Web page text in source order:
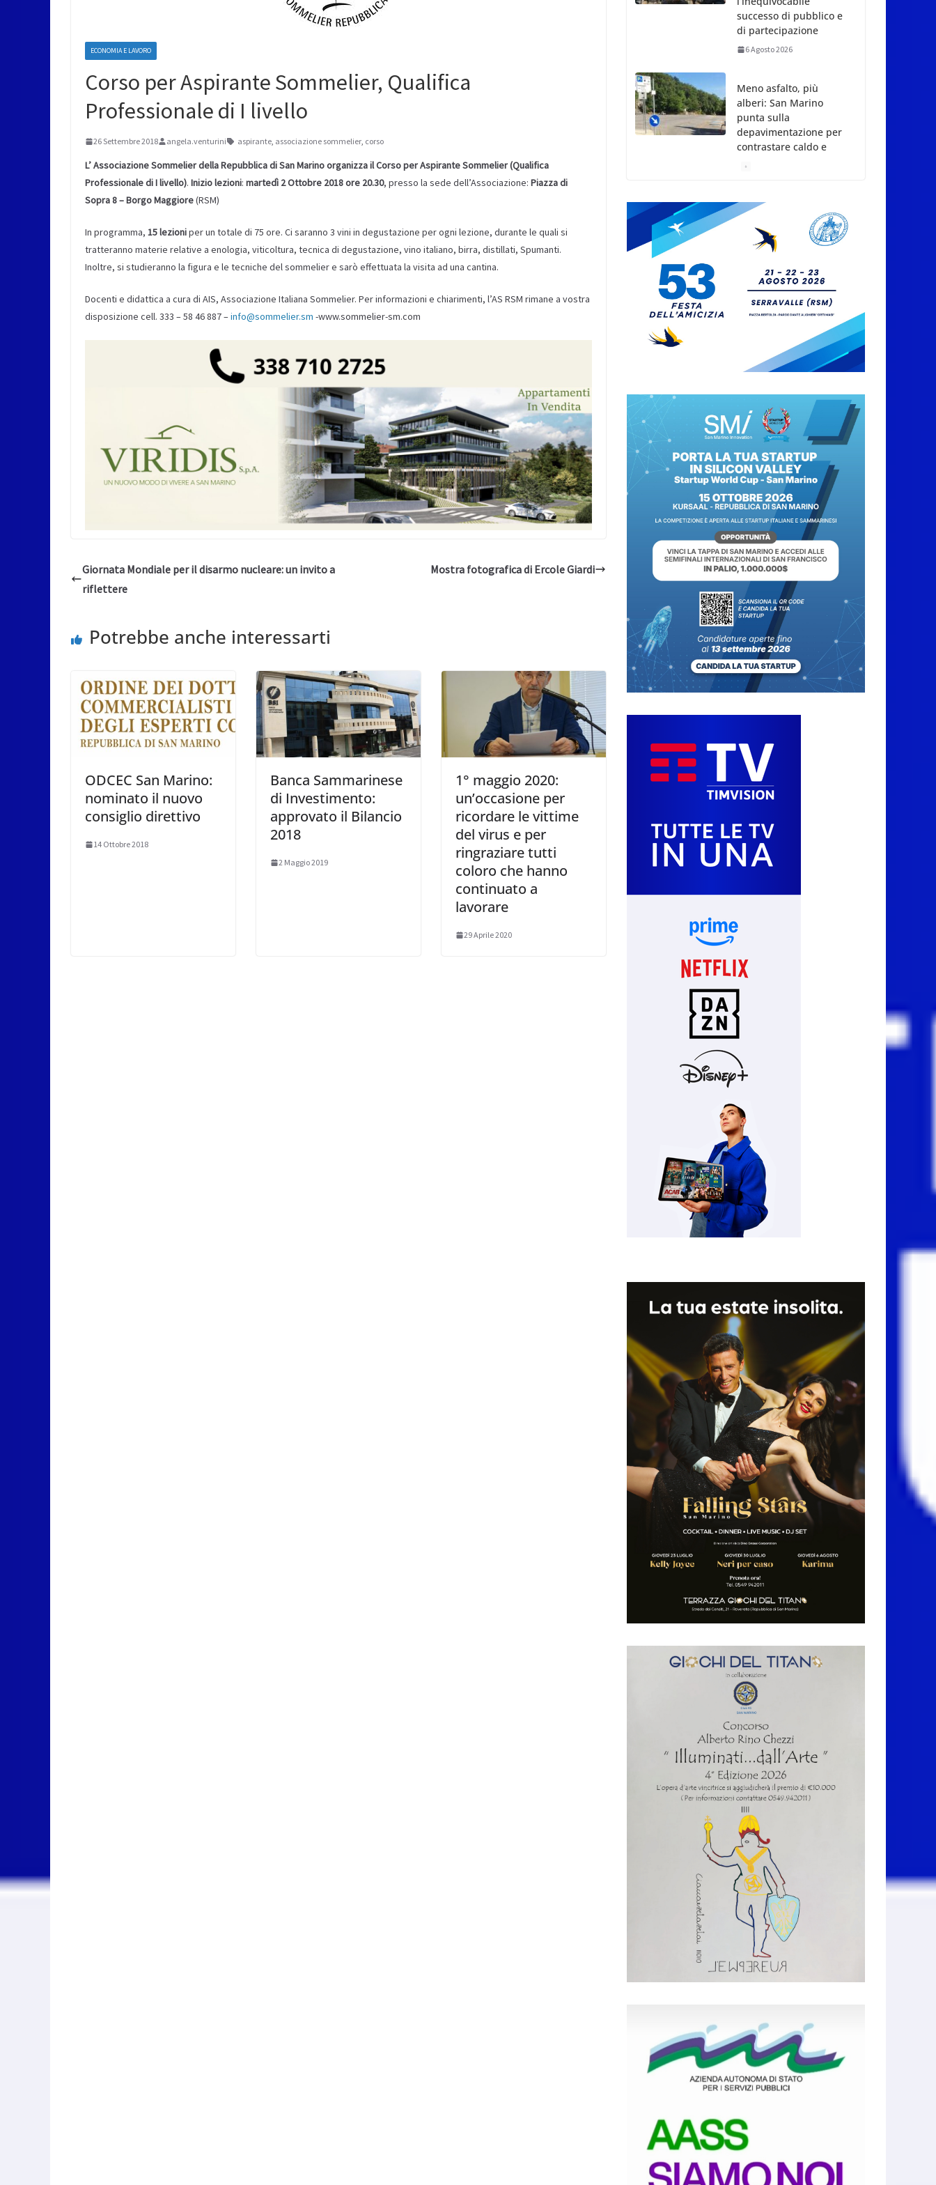
ECONOMIA E LAVORO
Corso per Aspirante Sommelier, Qualifica
Professionale di I livello
26 Settembre 2018 angela.venturini aspirante, associazione sommelier, corso
L’ Associazione Sommelier della Repubblica di San Marinoorganizza il Corso perAspirante Sommelier (Qualifica
Professionale di I livello). Inizio lezioni: martedì 2 Ottobre 2018ore 20.30, presso la sede dell’Associazione: Piazza di
Sopra 8 – Borgo Maggiore(RSM)
In programma, 15 lezioniper un totale di 75 ore. Ci saranno 3 vini in degustazione per ogni lezione, durante le quali si
tratteranno materie relative a enologia, viticoltura, tecnica di degustazione, vino italiano, birra, distillati, Spumanti.
Inoltre, si studieranno la figura e le tecniche del sommelier e sarò effettuata la visita ad una cantina.
Docenti e didattica a cura di AIS, Associazione Italiana Sommelier. Per informazioni e chiarimenti, l’AS RSM rimane a vostra
disposizione cell. 333 – 58 46 887 –info@sommelier.sm -www.sommelier-sm.com
Giornata Mondiale per il disarmo nucleare: un invito a
riflettere
Mostra fotografica di Ercole Giardi
Potrebbe anche interessarti
ODCEC San Marino:
nominato il nuovo
consiglio direttivo
14 Ottobre 2018
Banca Sammarinese
di Investimento:
approvato il Bilancio
2018
2 Maggio 2019
1° maggio 2020:
un’occasione per
ricordare le vittime
del virus e per
ringraziare tutti
coloro che hanno
continuato a
lavorare
29 Aprile 2020
successo di pubblico e
di partecipazione
6 Agosto 2026
Meno asfalto, più
alberi: San Marino
punta sulla
depavimentazione per
contrastare caldo e
San Marino. USL:
l’inferno di Marcinelle
diventi monito e
6 Agosto 2026
San Marino. Sindacati:
PdL famiglia, alla
prima sessione
consiliare utile deve
Protezione Civile San
Marino. Incendi
boschivi: attivazione
della fase preliminare
di preallarme, dal 3 al
9 agosto
6 Agosto 2026